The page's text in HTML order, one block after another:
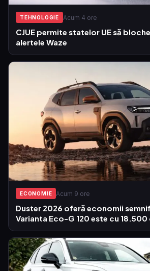
TEHNOLOGIE Acum 4 ore
CJUE permite statelor UE să
alertele Waze
ECONOMIE Acum 9 ore
Duster 2026 oferă economii
Varianta Eco-G 120 este cu